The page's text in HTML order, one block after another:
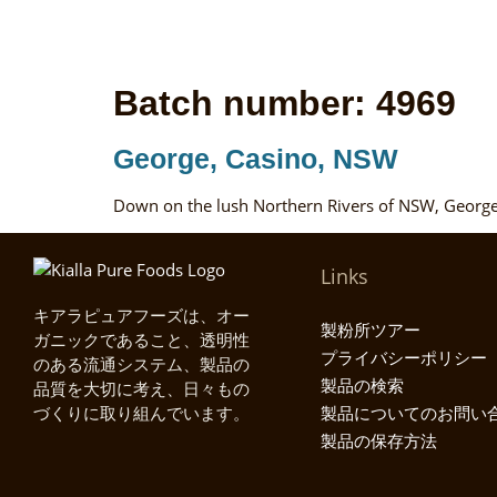
Batch number: 4969
George, Casino, NSW
Down on the lush Northern Rivers of NSW,
キアラピュアフーズは、オー
ガニックであること、透明性
のある流通システム、製品の
品質を大切に考え、日々もの
づくりに取り組んでいます。
Links
製粉所ツアー
プライバシーポリシー
製品の検索
製品についてのお問い
製品の保存方法